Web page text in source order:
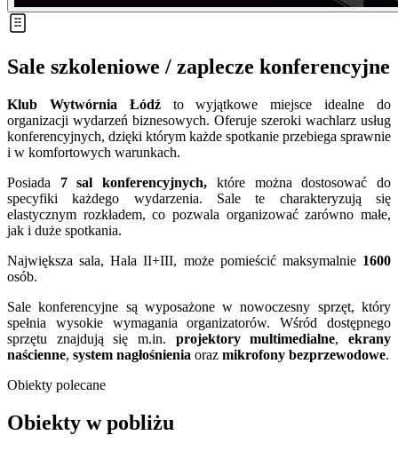
Sale szkoleniowe / zaplecze konferencyjne
Klub Wytwórnia Łódź to wyjątkowe miejsce idealne do
organizacji wydarzeń biznesowych. Oferuje szeroki wachlarz usług
konferencyjnych, dzięki którym każde spotkanie przebiega sprawnie
i w komfortowych warunkach.
Posiada 7 sal konferencyjnych, które można dostosować do
specyfiki każdego wydarzenia. Sale te charakteryzują się
elastycznym rozkładem, co pozwala organizować zarówno małe,
jak i duże spotkania.
Największa sala, Hala II+III, może pomieścić maksymalnie 1600
osób.
Sale konferencyjne są wyposażone w nowoczesny sprzęt, który
spełnia wysokie wymagania organizatorów. Wśród dostępnego
sprzętu znajdują się m.in. projektory multimedialne,ekrany
naścienne, system nagłośnienia oraz mikrofony bezprzewodowe.
Obiekty polecane
Obiekty w pobliżu